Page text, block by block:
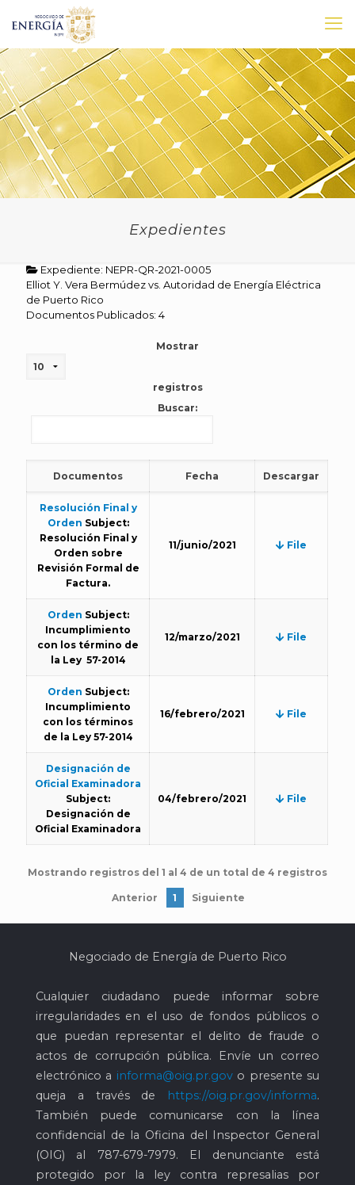
Expedientes
Expediente: NEPR-QR-2021-0005
Elliot Y. Vera Bermúdez vs. Autoridad de Energía Eléctrica
de Puerto Rico
Documentos Publicados: 4
Mostrar
registros
Buscar:
Documentos Fecha Descargar
Resolución Final y
Orden Subject:
Resolución Final y
Orden sobre
Revisión Formal de
Factura.
11/junio/2021 File
Orden Subject:
Incumplimiento
con los término de
la Ley 57-2014
12/marzo/2021 File
Orden Subject:
Incumplimiento
con los términos
de la Ley 57-2014
16/febrero/2021 File
Designación de
Oficial Examinadora
Subject:
Designación de
Oficial Examinadora
04/febrero/2021 File
Mostrando registros del 1 al 4 de un total de 4 registros
Anterior 1 Siguiente
Negociado de Energía de Puerto Rico
Cualquier ciudadano puede informar sobre
irregularidades en el uso de fondos públicos o
que puedan representar el delito de fraude o
actos de corrupción pública. Envíe un correo
electrónico a informa@oig.pr.govo presente su
queja a través de
https://oig.pr.gov/informa.
También puede comunicarse con la línea
confidencial de la Oficina del Inspector General
(OIG) al 787-679-7979. El denunciante está
protegido por la ley contra represalias por